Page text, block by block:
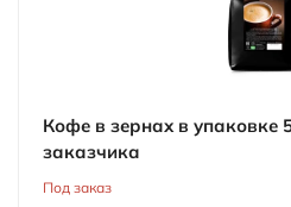
Кофе в зернах в упаковке
заказчика
Под заказ